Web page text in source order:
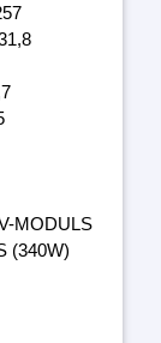
MODULS
(340W)